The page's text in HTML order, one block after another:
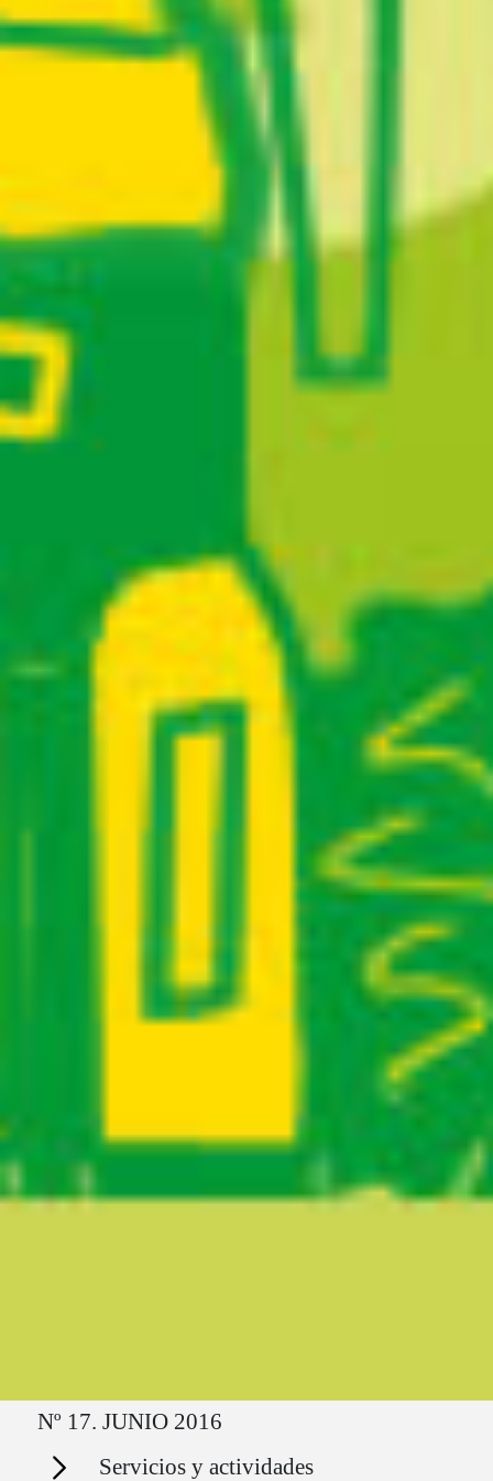
Ruta del sitio
Nº 17. JUNIO 2016
Secciones Servicios y actividades